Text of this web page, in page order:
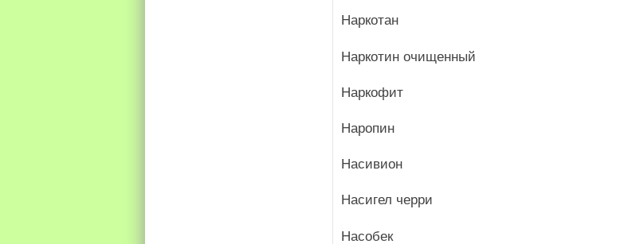
Наркотан
Наркотин очищенный
Наркофит
Наропин
Насивион
Насигел черри
Насобек